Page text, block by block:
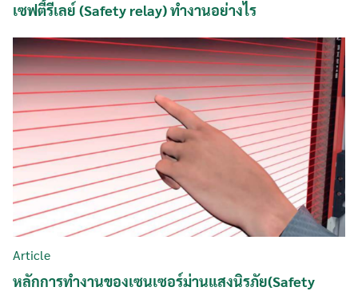
เซฟตี้รีเลย์ (Safety relay) ทำงานอย่างไร
Article
หลักการทำงานของเซนเซอร์ม่านแสงนิรภัย(Safety